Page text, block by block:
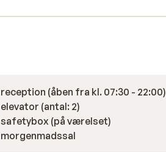
reception (åben fra kl. 07:30 - 22:00)
elevator (antal: 2)
safetybox (på værelset)
morgenmadssal